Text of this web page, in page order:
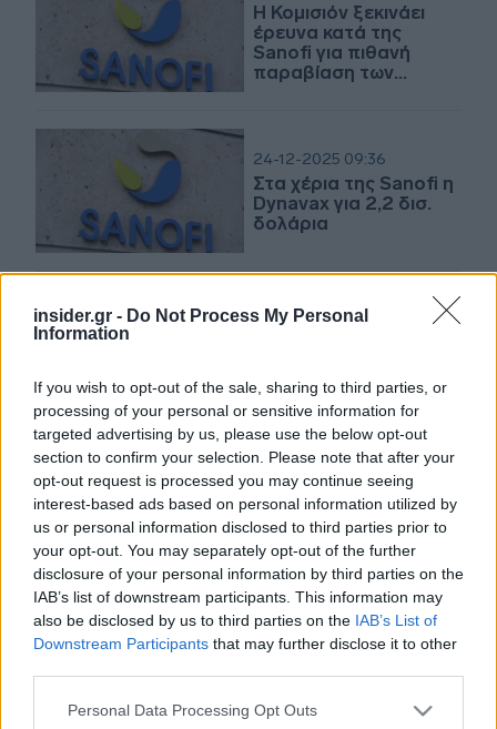
insider.gr - Do Not Process My Personal
Information
If you wish to opt-out of the sale, sharing to third parties, or
processing of your personal or sensitive information for
targeted advertising by us, please use the below opt-out
section to confirm your selection. Please note that after your
opt-out request is processed you may continue seeing
interest-based ads based on personal information utilized by
us or personal information disclosed to third parties prior to
your opt-out. You may separately opt-out of the further
disclosure of your personal information by third parties on the
IAB’s list of downstream participants. This information may
also be disclosed by us to third parties on the IAB’s List of
Downstream Participants that may further disclose it to other
Please note that this website/app uses one or more Google
Personal Data Processing Opt Outs
Η Κομισιόν ξεκινάει
έρευνα κατά της
Sanofi για πιθανή
παραβίαση των
24-12-2025 09:36
Στα χέρια της Sanofi η
Dynavax για 2,2 δισ.
δολάρια
08-12-2025 11:14
4 MW για τη Sanofi
στην Ιρλανδία
22-07-2025 09:39
Στην κατοχή της Sanofi
περνά η βρετανική
Vicebio για έως και 1,6
δισ. δολάρια
02-06-2025 10:51
Η Sanofi εξαγοράζει
την αμερικανική
για 9,1 δισ. δολάρια